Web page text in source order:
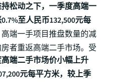
松动之下，一季度高端一
至人民币132,500元每
端一手项目推盘数量的减
者重返高端二手市场。受
端二手市场价小幅上升
元每平方米，较上季